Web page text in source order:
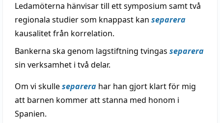
Ledamöterna hänvisar till ett symposium samt två
regionala studier som knappast kan separera
kausalitet från korrelation.
Bankerna ska genom lagstiftning tvingas separera
sin verksamhet i två delar.
Om vi skulleseparera har han gjort klart för mig
att barnen kommer att stanna med honom i
Spanien.